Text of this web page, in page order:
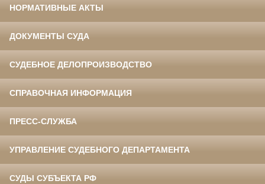
НОРМАТИВНЫЕ АКТЫ
ДОКУМЕНТЫ СУДА
СУДЕБНОЕ ДЕЛОПРОИЗВОДСТВО
СПРАВОЧНАЯ ИНФОРМАЦИЯ
ПРЕСС-СЛУЖБА
УПРАВЛЕНИЕ СУДЕБНОГО ДЕПАРТАМЕНТА
СУДЫ СУБЪЕКТА РФ